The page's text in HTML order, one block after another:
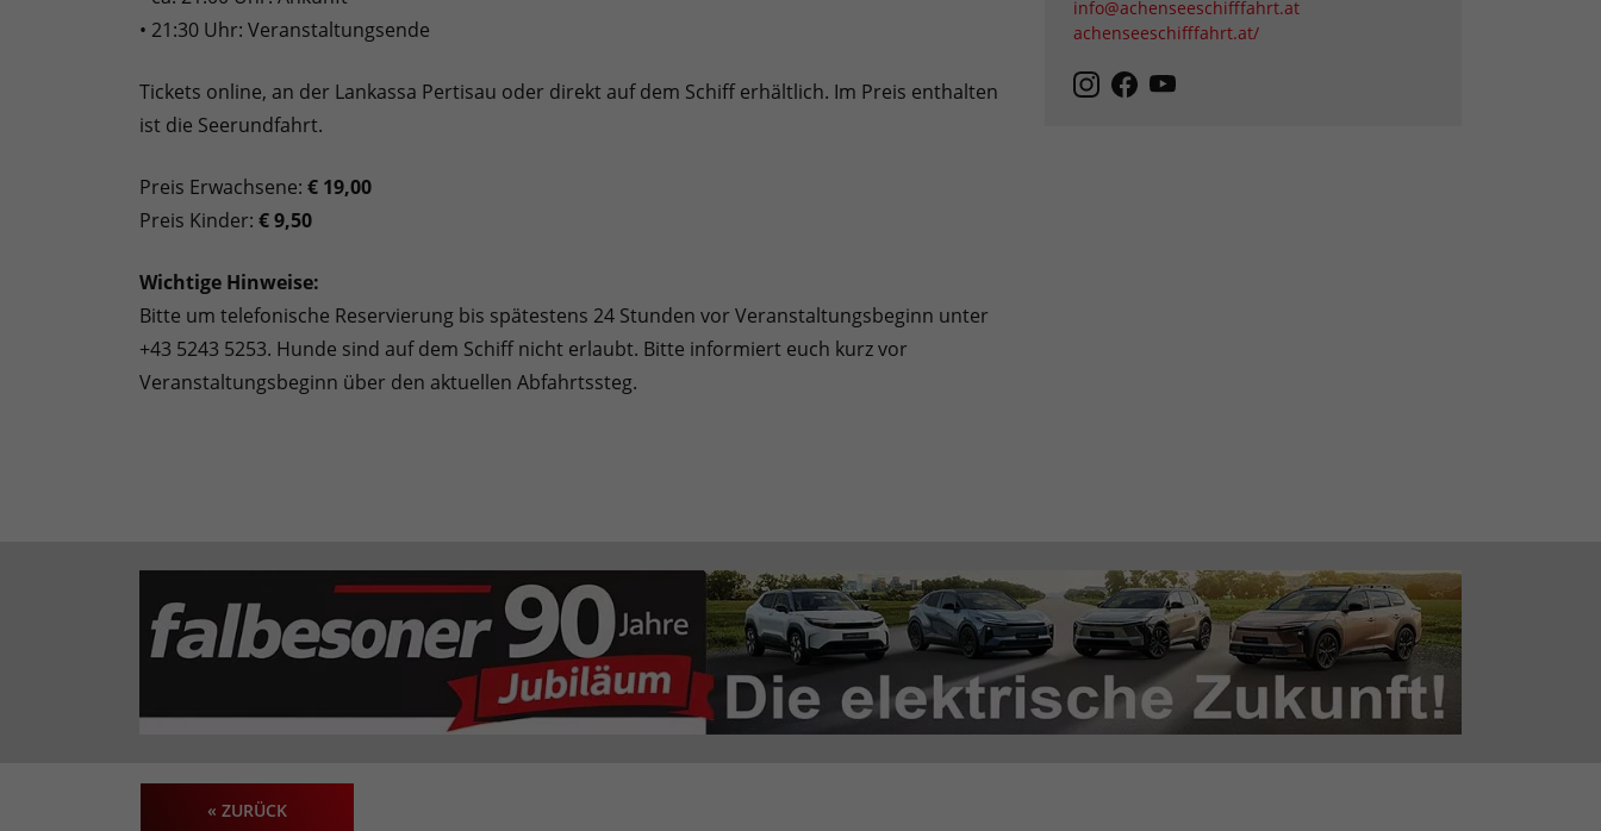
• 21:30 Uhr: Veranstaltungsende
Tickets online, an der Lankassa Pertisau oder direkt auf dem Schiff erhältlich. Im Preis enthalten
ist die Seerundfahrt.
Preis Erwachsene: € 19,00
Preis Kinder: € 9,50
Wichtige Hinweise:
Bitte um telefonische Reservierung bis spätestens 24 Stunden vor Veranstaltungsbeginn unter
+43 5243 5253. Hunde sind auf dem Schiff nicht erlaubt. Bitte informiert euch kurz vor
Veranstaltungsbeginn über den aktuellen Abfahrtssteg.
info@achenseeschifffahrt.at
achenseeschifffahrt.at/
« ZURÜCK